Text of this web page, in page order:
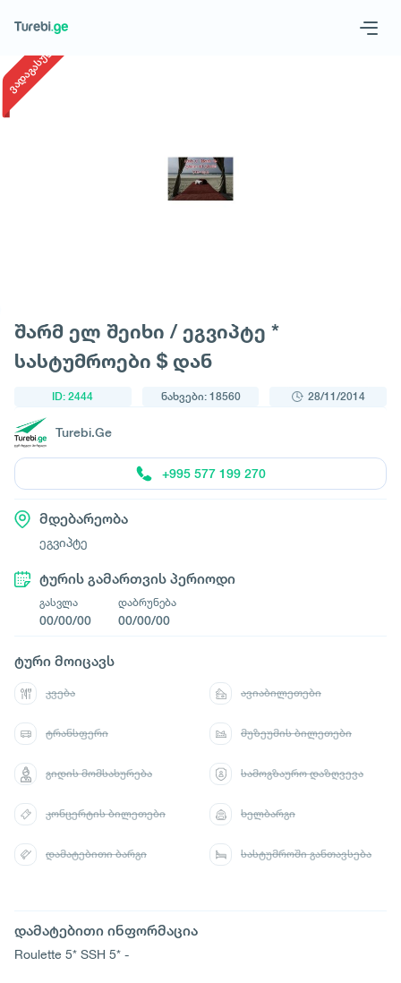
მოითხოვე ტური
ვადაგასული
შარმ ელ შეიხი / ეგვიპტე *
სასტუმროები $ დან
ID: 2444 ნახვები: 18560 28/11/2014
Turebi.Ge
+995 577 199 270
მდებარეობა
ეგვიპტე
ტურის გამართვის პერიოდი
გასვლა
00/00/00
დაბრუნება
00/00/00
დამატებითი ინფორმაცია
Roulette 5* SSH 5* -
ტური მოიცავს
კვება ავიაბილეთები
ტრანსფერი მუზეუმის ბილეთები
გიდის მომსახურება სამოგზაურო დაზღვევა
კონცერტის ბილეთები ხელბარგი
დამატებითი ბარგი სასტუმროში განთავსება